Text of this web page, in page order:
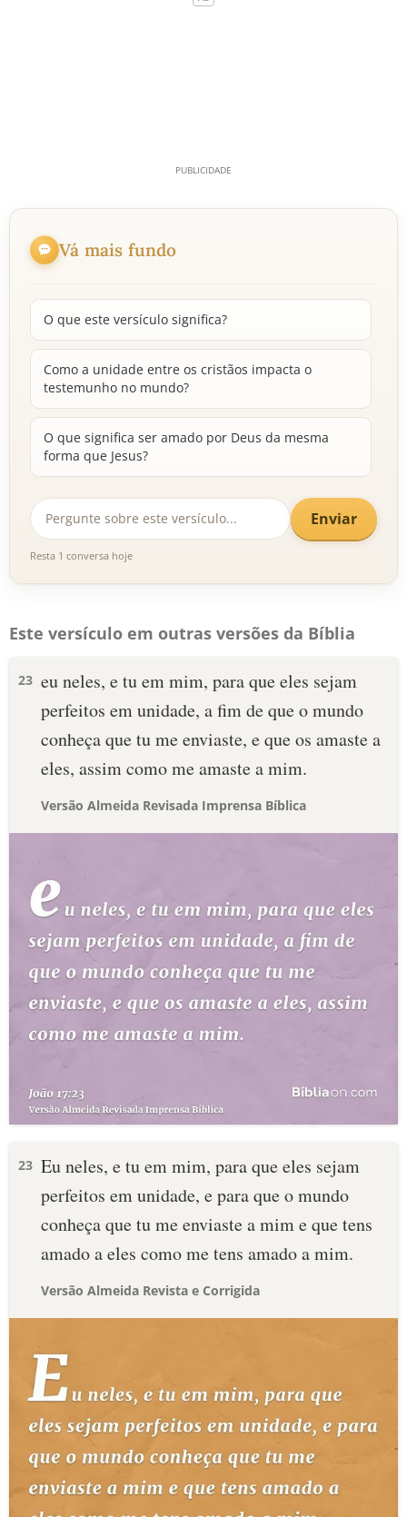
Vá mais fundo
O que este versículo significa?
Como a unidade entre os cristãos impacta o
testemunho no mundo?
O que significa ser amado por Deus da mesma
forma que Jesus?
Enviar
Resta 1 conversa hoje
Este versículo em outras versões da Bíblia
23 eu neles, e tu em mim, para que eles sejam
perfeitos em unidade, a fim de que o mundo
conheça que tu me enviaste, e que os amaste a
eles, assim como me amaste a mim.
Versão Almeida Revisada Imprensa Bíblica
23 Eu neles, e tu em mim, para que eles sejam
perfeitos em unidade, e para que o mundo
conheça que tu me enviaste a mim e que tens
amado a eles como me tens amado a mim.
Versão Almeida Revista e Corrigida